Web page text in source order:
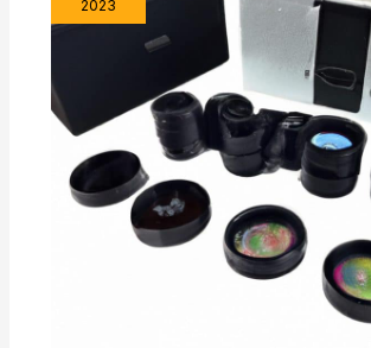
projection différents (30 ° /
45 ° / 60 ° et plan). Pour lire la
projection au plafond, au sol,
au mur ou dans n'importe
quelle direction, vous pouvez
vous connecter à
l'application Smart Life via
2.4G WIFI, ou vous connecter
à Alexa ou à Google Assistant
pour la contrôler. Les boutons
ronds sur le côté du fuselage
peuvent également être
contrôlé. C'est le meilleur
cadeau!
vous
pouvez
lumières
allumer à
de la
idéaux
amis:
cadeau
nébuleuse
meilleure
réduction du bruit, vous pouvez dormir plus
✨【4 Directions de Projection Réglables】
angles de projection différents (30 ° / 45 ° /
Pour lire la projection au plafond, au sol, au
n'importe quelle direction, vous pouvez
l'application Smart Life via 2.4G WIFI, ou vous
Alexa ou à Google Assistant pour la
ronds sur le côté du fuselage peuvent
contrôlé. C'est le meilleur cadeau!
2023